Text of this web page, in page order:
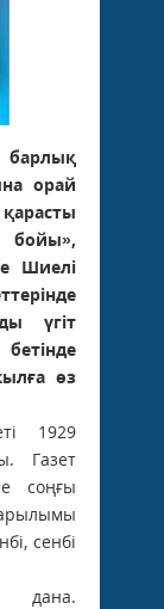
орай
Шиелі
үгіт
өз
1929
Газет
соңғы
сенбі